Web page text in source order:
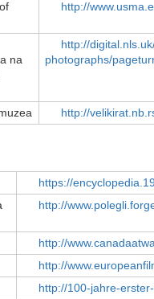
http://
na
http://
photographs/
http://
https://
http://
http://
http://
http://100-jahre-